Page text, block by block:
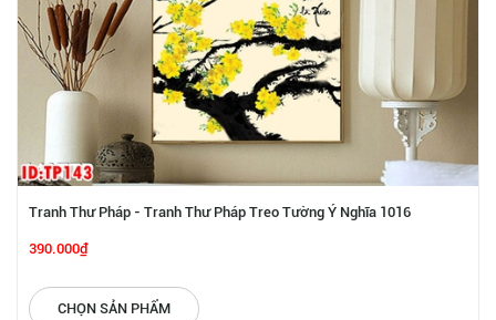
Tranh Thư Pháp - Tranh Thư Pháp Treo Tường Ý Nghĩa 1016
390.000₫
CHỌN SẢN PHẨM